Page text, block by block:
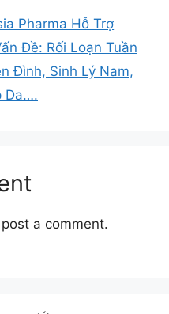
Pharma Hỗ Trợ
Đề: Rối Loạn Tuần
Đình, Sinh Lý Nam,
Da….
a comment.